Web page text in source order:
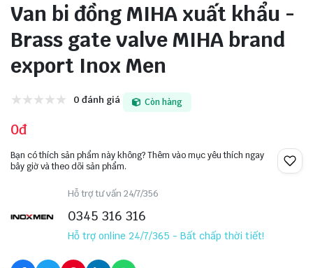
Van bi đồng MIHA xuất khẩu -
Brass gate valve MIHA brand
export Inox Men
0 đánh giá Còn hàng
0đ
Bạn có thích sản phẩm này không? Thêm vào mục yêu thích ngay
bây giờ và theo dõi sản phẩm.
Hỗ trợ tư vấn 24/7/356
0345 316 316
Hỗ trợ online 24/7/365 - Bất chấp thời tiết!